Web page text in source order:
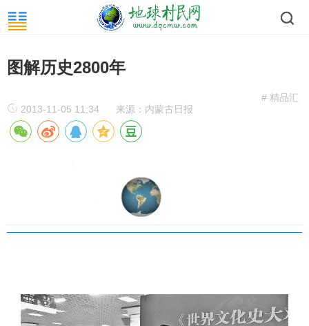
图解历史2800年
# 精品汇
2013-11-05 11:34
来源：内蒙古日报